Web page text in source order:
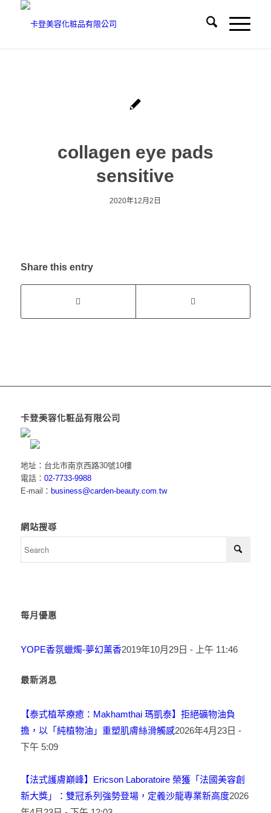
collagen eye pads
sensitive
2020年12月2日
Share this entry
卡登美容化粧品有限公司
地址：台北市南京西路30號10樓
電話： 02-7733-9988
E-mail： business@carden-beauty.com.tw
網站搜尋
每月優惠
YOPE香氛蠟燭-夢幻薰香2019年10月29日 - 上午 11:46
最新消息
【泰式植萃療癒：Makhamthai 瑪凱泰】拒絕礦物油負
擔，以「純植物油」重塑肌膚絲滑觸感2026年4月23日 -
下午 5:09
【法式護膚巔峰】Ericson Laboratoire 榮獲「法國美容創
新大獎」：雙冠系列強勢登場，定義沙龍專業新高度2026